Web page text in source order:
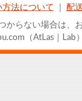
方法について 配
からない場合は、
（AtLas｜